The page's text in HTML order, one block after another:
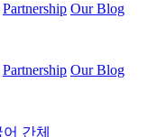
Partnership Our Blog
Partnership Our Blog